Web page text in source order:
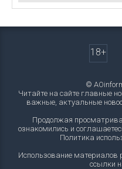
18+
©
Читайте на сайте главные
важные, актуальные
Продолжая
ознакомились и
Политика
Использование материалов
ссылки